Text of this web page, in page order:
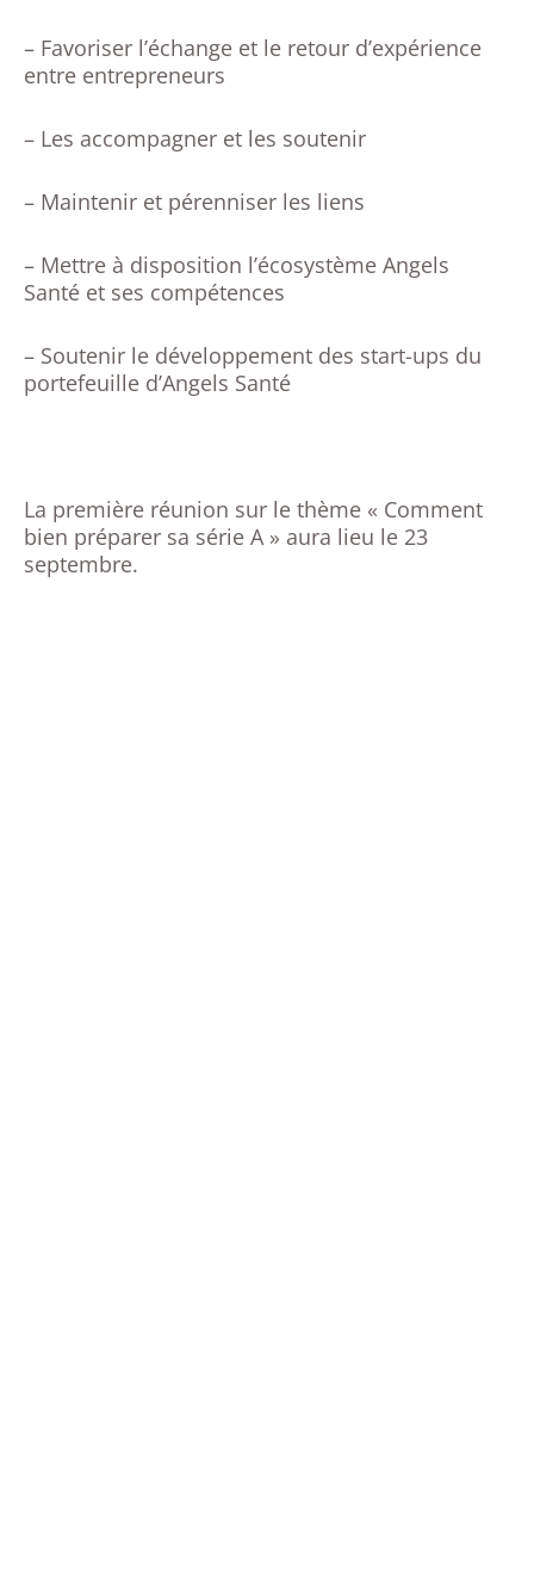
– Favoriser l’échange et le retour d’expérience
entre entrepreneurs
– Les accompagner et les soutenir
– Maintenir et pérenniser les liens
– Mettre à disposition l’écosystème Angels
Santé et ses compétences
– Soutenir le développement des start-ups du
portefeuille d’Angels Santé
La première réunion sur le thème « Comment
bien préparer sa série A » aura lieu le 23
septembre.